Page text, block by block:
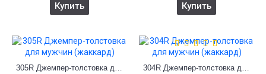
Купить Купить
305R Джемпер-толстовка для мужчин (жаккард) 304R Джемпер-толстовка для мужчин (жаккард)